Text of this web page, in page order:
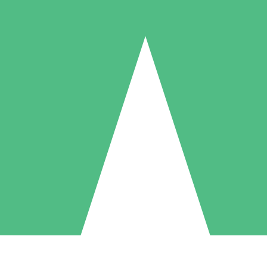
Individuella Kreditpaket
per användning med nedladdningskrediter. Inget månatligt åtagande
5 Nedladdningar
US$